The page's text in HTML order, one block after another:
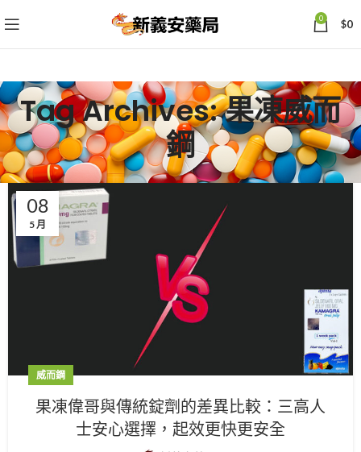
0 $0
Tag Archives: 果凍威而
鋼
08
5 月
威而鋼
果凍偉哥與傳統錠劑的差異比較：三高人
士安心選擇，起效更快更安全